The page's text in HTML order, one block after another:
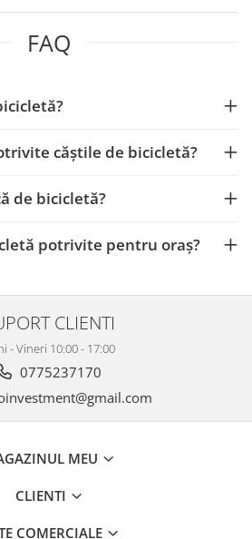
FAQ
căștile de bicicletă?
de bicicletă?
potrivite pentru oraș?
CLIENTI
- Vineri 10:00 - 17:00
0775237170
MEU
CLIENTI
COMERCIALE